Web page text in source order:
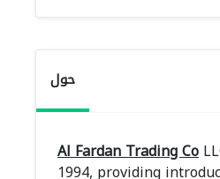
حول
Al Fardan Trading Co
1994, providing